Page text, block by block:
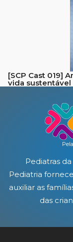
[SCP Cast 019]
vida sustentável
Pediatras
Pediatria
auxiliar as
das